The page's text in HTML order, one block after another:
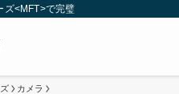
ズ<MFT>で完璧
カメラ